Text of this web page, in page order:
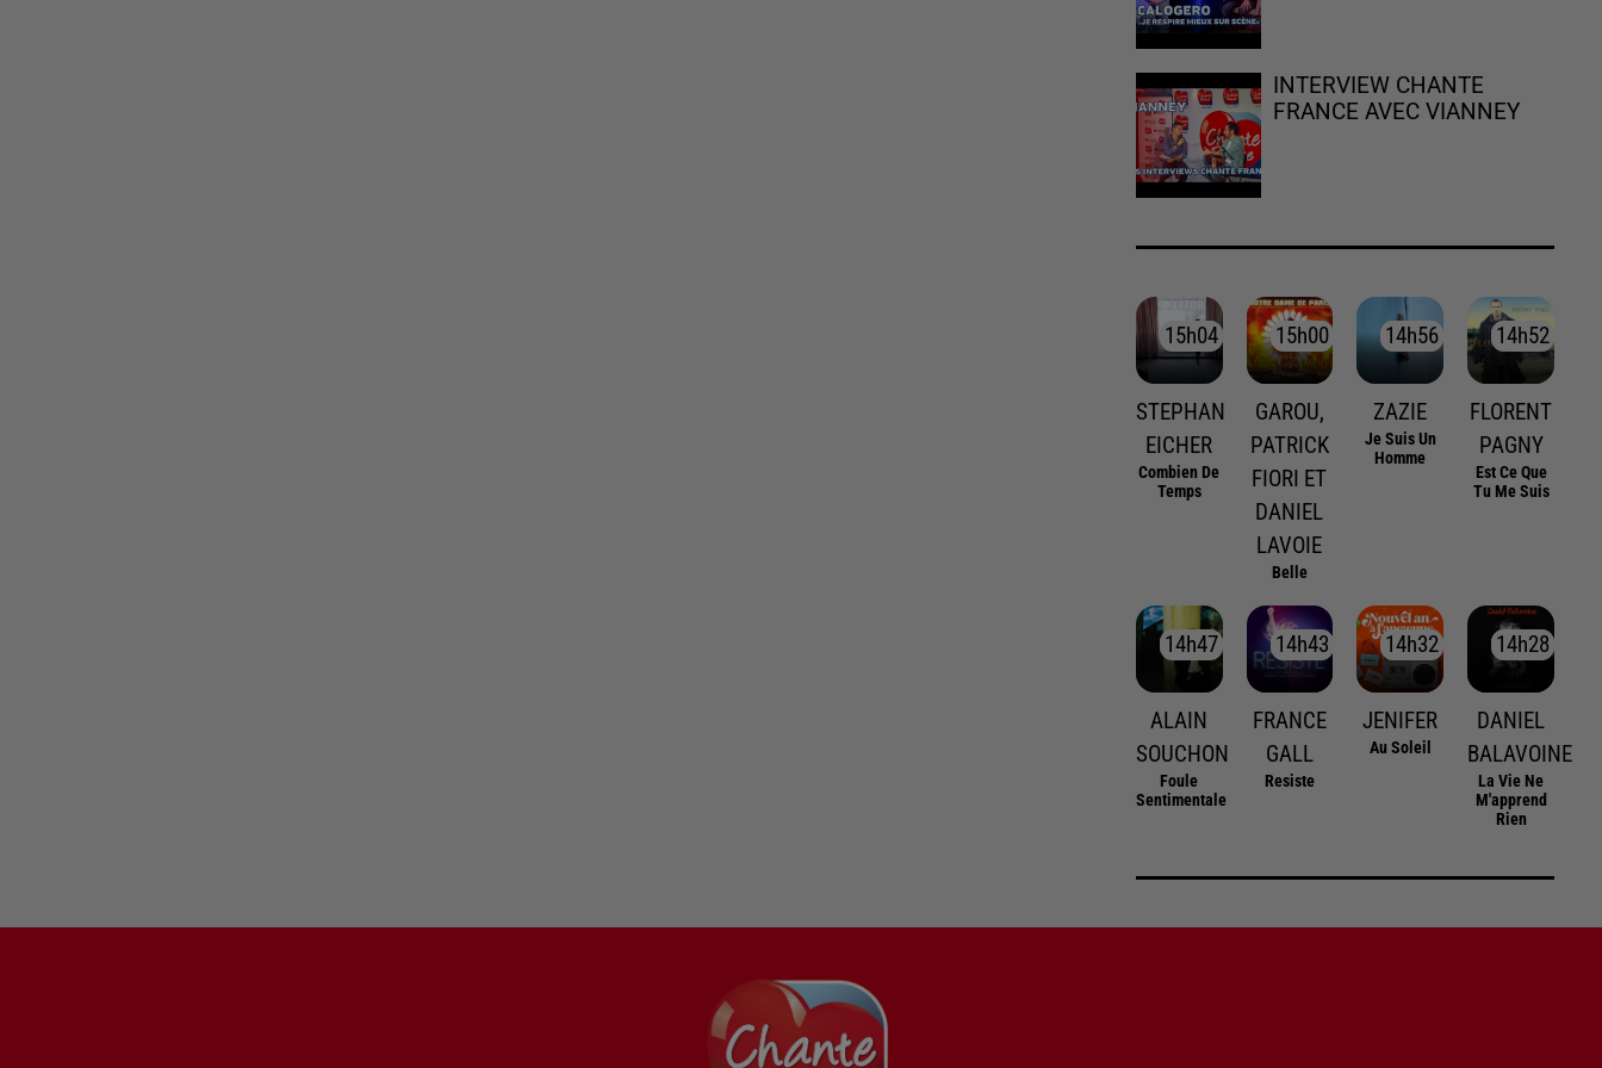
INTERVIEW CHANTE
FRANCE AVEC VIANNEY
15h04
15h04
STEPHAN
EICHER
Combien De
Temps
15h00
15h00
GAROU,
PATRICK
FIORI ET
DANIEL
LAVOIE
Belle
14h56
14h56
ZAZIE
Je Suis Un
Homme
14h52
14h52
FLORENT
PAGNY
Est Ce Que
Tu Me Suis
14h47
14h47
ALAIN
SOUCHON
Foule
Sentimentale
14h43
14h43
FRANCE
GALL
Resiste
14h32
14h32
JENIFER
Au Soleil
14h28
14h28
DANIEL
BALAVOINE
La Vie Ne
M'apprend
Rien